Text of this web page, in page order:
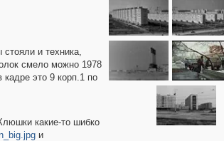
и техника,
смело можно 1978
это 9 корп.1 по
какие-то шибко
и